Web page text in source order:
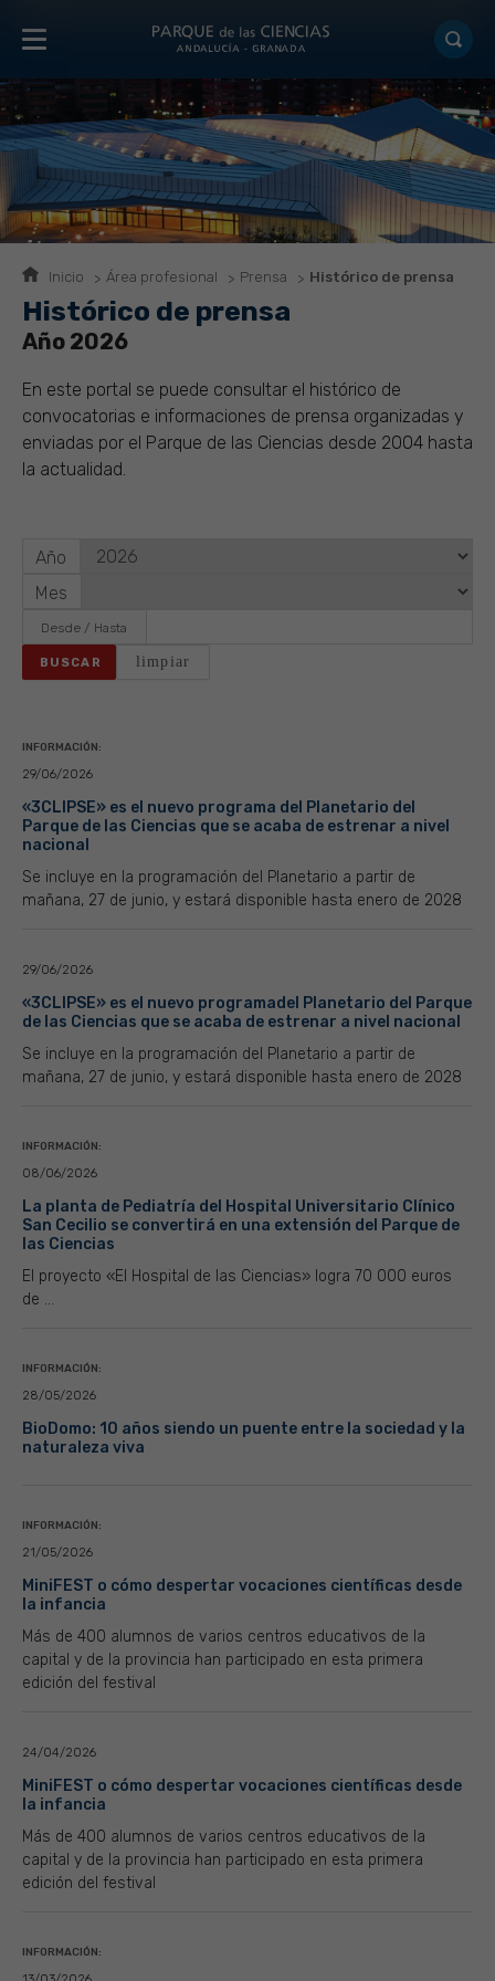
Inicio Área profesional Prensa Histórico de prensa
Histórico de prensa
Año 2026
En este portal se puede consultar el histórico de
convocatorias e informaciones de prensa organizadas y
enviadas por el Parque de las Ciencias desde 2004 hasta
la actualidad.
Año
Mes
Desde / Hasta
BUSCAR limpiar
INFORMACIÓN:
29/06/2026
«3CLIPSE» es el nuevo programa del Planetario del
Parque de las Ciencias que se acaba de estrenar a nivel
nacional
Se incluye en la programación del Planetario a partir de
mañana, 27 de junio, y estará disponible hasta enero de 2028
29/06/2026
«3CLIPSE» es el nuevo programadel Planetario del Parque
de las Ciencias que se acaba de estrenar a nivel nacional
Se incluye en la programación del Planetario a partir de
mañana, 27 de junio, y estará disponible hasta enero de 2028
INFORMACIÓN:
08/06/2026
La planta de Pediatría del Hospital Universitario Clínico
San Cecilio se convertirá en una extensión del Parque de
las Ciencias
El proyecto «El Hospital de las Ciencias» logra 70 000 euros
de ...
INFORMACIÓN:
28/05/2026
BioDomo: 10 años siendo un puente entre la sociedad y la
naturaleza viva
INFORMACIÓN:
21/05/2026
MiniFEST o cómo despertar vocaciones científicas desde
la infancia
Más de 400 alumnos de varios centros educativos de la
capital y de la provincia han participado en esta primera
edición del festival
24/04/2026
MiniFEST o cómo despertar vocaciones científicas desde
la infancia
Más de 400 alumnos de varios centros educativos de la
capital y de la provincia han participado en esta primera
edición del festival
INFORMACIÓN: